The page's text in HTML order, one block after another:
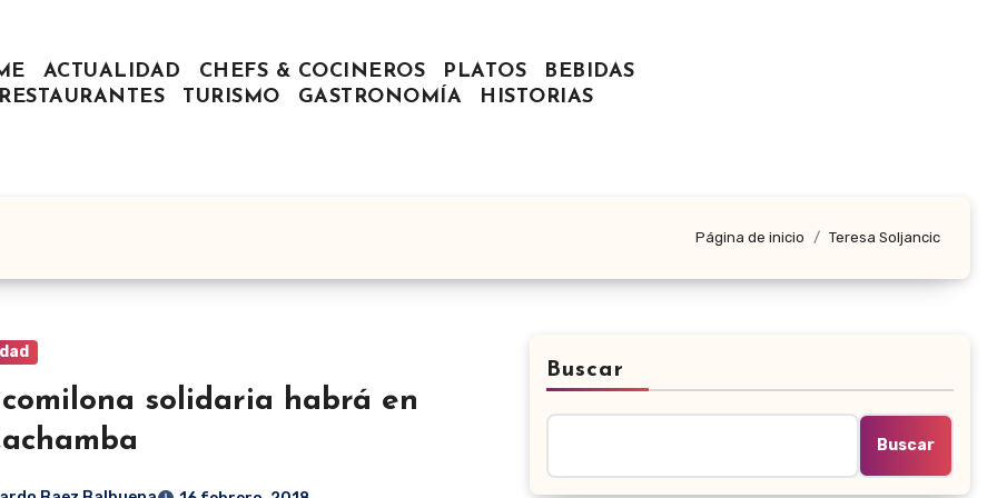
ACTUALIDAD CHEFS & COCINEROS PLATOS
BEBIDAS
RESTAURANTES
TURISMO GASTRONOMÍA HISTORIAS
Página de inicio Teresa Soljancic
solidaria habrá en
Buscar
Buscar